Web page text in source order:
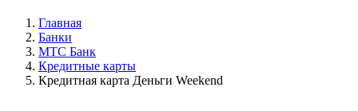
Главная
Банки
МТС Банк
Кредитные карты
Кредитная карта Деньги Weekend